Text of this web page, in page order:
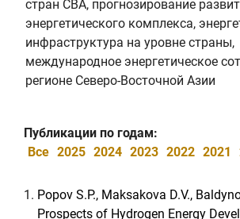
стран СВА, прогнозирование
энергетического комплекса,
инфраструктура на уровне страны,
международное энергетическое
регионе Северо-Восточной Азии
Публикации по годам:
Все 2025 2024 2023 2022 2021
1. Popov S.P., Maksakova D.V.,
Prospects of Hydrogen Energy